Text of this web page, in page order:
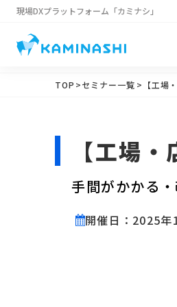
現場DXプラットフォーム 「カミナシ」
TOP >セミナー一覧 >【工場
【工場
手間がかかる
開催日：2025